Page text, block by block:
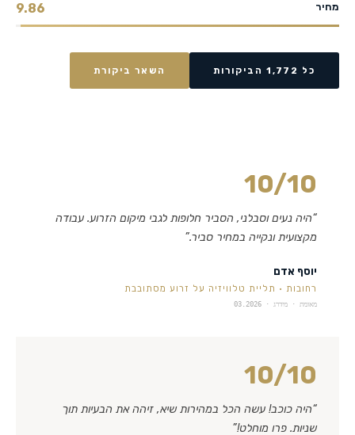
מחיר 9.86
כל 1,772 הביקורות השאר ביקורת
10/10
“היה נעים וסבלני, הסביר חלופות לגבי מיקום הזרוע. עבודה
מקצועית ונקייה במחיר סביר.”
יוסף אדם
רחובות · תליית טלוויזיה על זרוע מסתובבת
מאומת · מידרג · 03.2026
10/10
“היה כוכב! עשה הכל במהירות שיא, זיהה את הבעיות תוך
שניות. פרו מוחלט!”